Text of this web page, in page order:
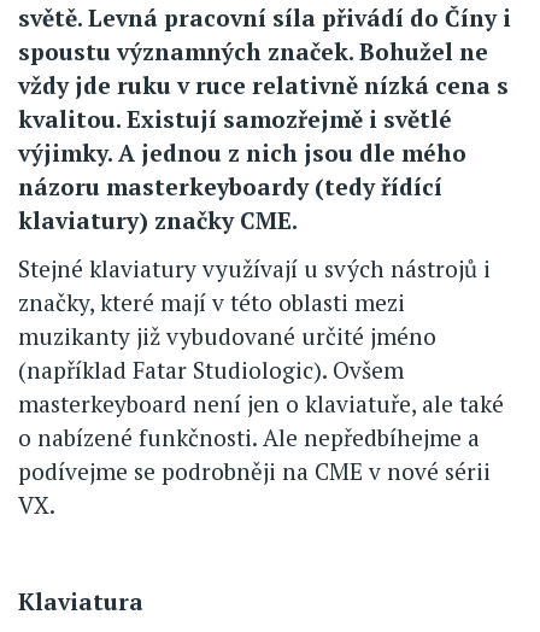
světě. Levná pracovní síla přivádí do Číny i
spoustu významných značek. Bohužel ne
vždy jde ruku v ruce relativně nízká cena s
kvalitou. Existují samozřejmě i světlé
výjimky. A jednou z nich jsou dle mého
názoru masterkeyboardy (tedy řídící
klaviatury) značky CME.
Stejné klaviatury využívají u svých nástrojů i
značky, které mají v této oblasti mezi
muzikanty již vybudované určité jméno
(například Fatar Studiologic). Ovšem
masterkeyboard není jen o klaviatuře, ale také
o nabízené funkčnosti. Ale nepředbíhejme a
podívejme se podrobněji na CME v nové sérii
VX.
Klaviatura